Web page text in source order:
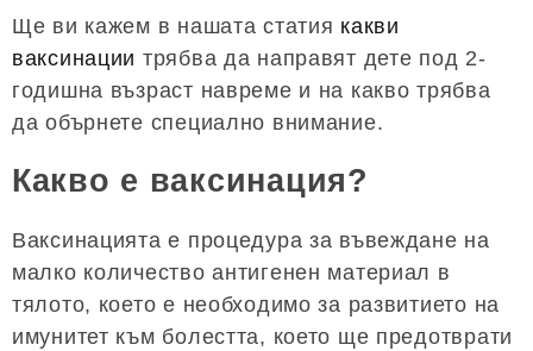
Ще ви кажем в нашата статия какви
ваксинации трябва да направят дете под 2-
годишна възраст навреме и на какво трябва
да обърнете специално внимание.
Какво е ваксинация?
Ваксинацията е процедура за въвеждане на
малко количество антигенен материал в
тялото, което е необходимо за развитието на
имунитет към болестта, което ще предотврати